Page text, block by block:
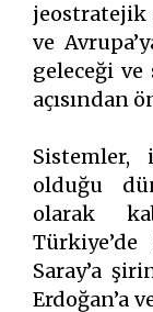
jeostratejik
ve
geleceği ve
açısından
olduğu
olarak
Saray’a
Erdoğan’a